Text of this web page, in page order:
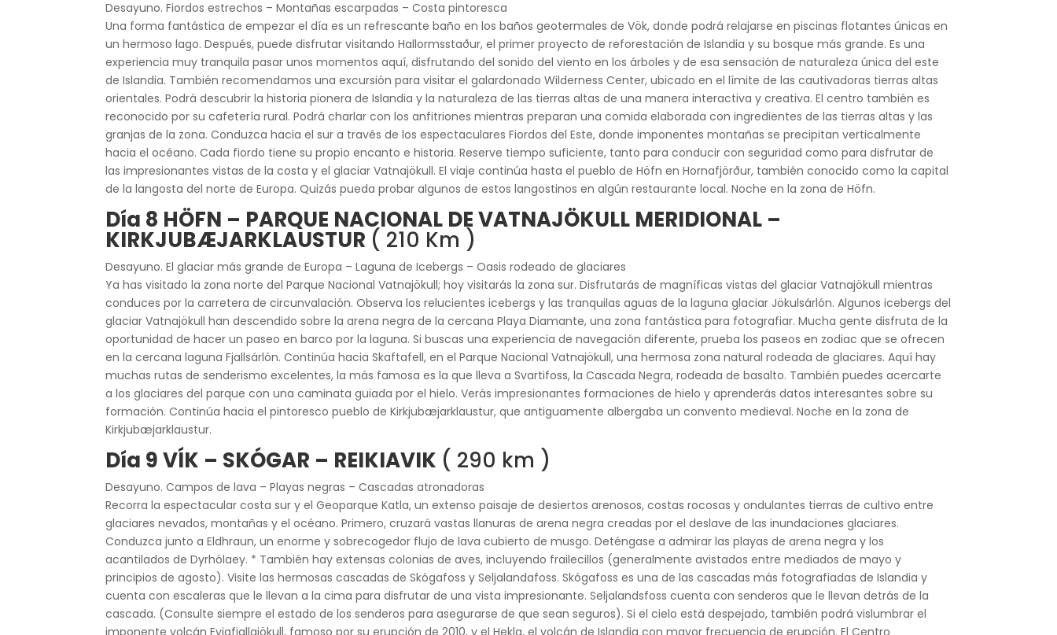
Desayuno. Fiordos estrechos – Montañas escarpadas – Costa pintoresca
Una forma fantástica de empezar el día es un refrescante baño en los baños geotermales de Vök, donde podrá relajarse en piscinas flotantes únicas en
un hermoso lago. Después, puede disfrutar visitando Hallormsstaður, el primer proyecto de reforestación de Islandia y su bosque más grande. Es una
experiencia muy tranquila pasar unos momentos aquí, disfrutando del sonido del viento en los árboles y de esa sensación de naturaleza única del este
de Islandia. También recomendamos una excursión para visitar el galardonado Wilderness Center, ubicado en el límite de las cautivadoras tierras altas
orientales. Podrá descubrir la historia pionera de Islandia y la naturaleza de las tierras altas de una manera interactiva y creativa. El centro también es
reconocido por su cafetería rural. Podrá charlar con los anfitriones mientras preparan una comida elaborada con ingredientes de las tierras altas y las
granjas de la zona. Conduzca hacia el sur a través de los espectaculares Fiordos del Este, donde imponentes montañas se precipitan verticalmente
hacia el océano. Cada fiordo tiene su propio encanto e historia. Reserve tiempo suficiente, tanto para conducir con seguridad como para disfrutar de
las impresionantes vistas de la costa y el glaciar Vatnajökull. El viaje continúa hasta el pueblo de Höfn en Hornafjörður, también conocido como la capital
de la langosta del norte de Europa. Quizás pueda probar algunos de estos langostinos en algún restaurante local. Noche en la zona de Höfn.
Día 8 HÖFN – PARQUE NACIONAL DE VATNAJÖKULL MERIDIONAL –
KIRKJUBÆJARKLAUSTUR ( 210 Km )
Desayuno. El glaciar más grande de Europa – Laguna de Icebergs – Oasis rodeado de glaciares
Ya has visitado la zona norte del Parque Nacional Vatnajökull; hoy visitarás la zona sur. Disfrutarás de magníficas vistas del glaciar Vatnajökull mientras
conduces por la carretera de circunvalación. Observa los relucientes icebergs y las tranquilas aguas de la laguna glaciar Jökulsárlón. Algunos icebergs del
glaciar Vatnajökull han descendido sobre la arena negra de la cercana Playa Diamante, una zona fantástica para fotografiar. Mucha gente disfruta de la
oportunidad de hacer un paseo en barco por la laguna. Si buscas una experiencia de navegación diferente, prueba los paseos en zodiac que se ofrecen
en la cercana laguna Fjallsárlón. Continúa hacia Skaftafell, en el Parque Nacional Vatnajökull, una hermosa zona natural rodeada de glaciares. Aquí hay
muchas rutas de senderismo excelentes, la más famosa es la que lleva a Svartifoss, la Cascada Negra, rodeada de basalto. También puedes acercarte
a los glaciares del parque con una caminata guiada por el hielo. Verás impresionantes formaciones de hielo y aprenderás datos interesantes sobre su
formación. Continúa hacia el pintoresco pueblo de Kirkjubæjarklaustur, que antiguamente albergaba un convento medieval. Noche en la zona de
Kirkjubæjarklaustur.
Día 9 VÍK – SKÓGAR – REIKIAVIK ( 290 km )
Desayuno. Campos de lava – Playas negras – Cascadas atronadoras
Recorra la espectacular costa sur y el Geoparque Katla, un extenso paisaje de desiertos arenosos, costas rocosas y ondulantes tierras de cultivo entre
glaciares nevados, montañas y el océano. Primero, cruzará vastas llanuras de arena negra creadas por el deslave de las inundaciones glaciares.
Conduzca junto a Eldhraun, un enorme y sobrecogedor flujo de lava cubierto de musgo. Deténgase a admirar las playas de arena negra y los
acantilados de Dyrhólaey. * También hay extensas colonias de aves, incluyendo frailecillos (generalmente avistados entre mediados de mayo y
principios de agosto). Visite las hermosas cascadas de Skógafoss y Seljalandafoss. Skógafoss es una de las cascadas más fotografiadas de Islandia y
cuenta con escaleras que le llevan a la cima para disfrutar de una vista impresionante. Seljalandsfoss cuenta con senderos que le llevan detrás de la
cascada. (Consulte siempre el estado de los senderos para asegurarse de que sean seguros). Si el cielo está despejado, también podrá vislumbrar el
imponente volcán Eyjafjallajökull, famoso por su erupción de 2010, y el Hekla, el volcán de Islandia con mayor frecuencia de erupción. El Centro